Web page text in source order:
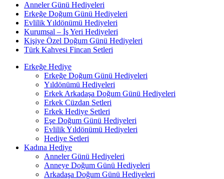
Anneler Günü Hediyeleri
Erkeğe Doğum Günü Hediyeleri
Evlilik Yıldönümü Hediyeleri
Kurumsal – İş Yeri Hediyeleri
Kişiye Özel Doğum Günü Hediyeleri
Türk Kahvesi Fincan Setleri
Erkeğe Hediye
Erkeğe Doğum Günü Hediyeleri
Yıldönümü Hediyeleri
Erkek Arkadaşa Doğum Günü Hediyeleri
Erkek Cüzdan Setleri
Erkek Hediye Setleri
Eşe Doğum Günü Hediyeleri
Evlilik Yıldönümü Hediyeleri
Hediye Setleri
Kadına Hediye
Anneler Günü Hediyeleri
Anneye Doğum Günü Hediyeleri
Arkadaşa Doğum Günü Hediyeleri